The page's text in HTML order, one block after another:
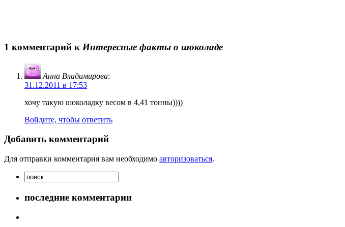
1 комментарий к Интересные факты о шоколаде
Анна Владимирова:
31.12.2011 в 17:53
хочу такую шоколадку весом в 4,41 тонны))))
Войдите, чтобы ответить
Добавить комментарий
Для отправки комментария вам необходимо авторизоваться.
последние комментарии